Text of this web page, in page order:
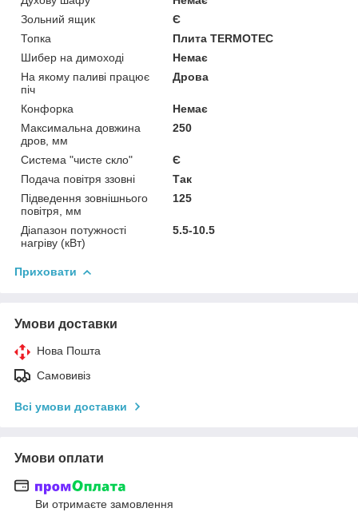
Зольний ящик
Є
Топка
Плита TERMOTEC
Шибер на димоході
Немає
На якому паливі працює
піч
Дрова
Конфорка
Немає
Максимальна довжина
дров, мм
250
Система "чисте скло"
Є
Подача повітря ззовні
Так
Підведення зовнішнього
повітря, мм
125
Діапазон потужності
нагріву (кВт)
5.5-10.5
Приховати
Умови доставки
Нова Пошта
Самовивіз
Всі умови доставки
Умови оплати
Ви отримаєте замовлення